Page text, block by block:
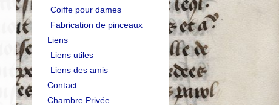
Coiffe pour dames
Fabrication de pinceaux
Liens
Liens utiles
Liens des amis
Contact
Chambre Privée